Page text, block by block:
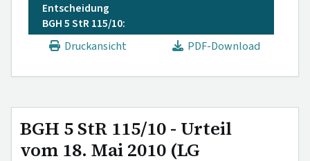
Entscheidung
BGH 5 StR 115/10:
Druckansicht
PDF-Download
BGH 5 StR 115/10 - Urteil
vom 18. Mai 2010 (LG